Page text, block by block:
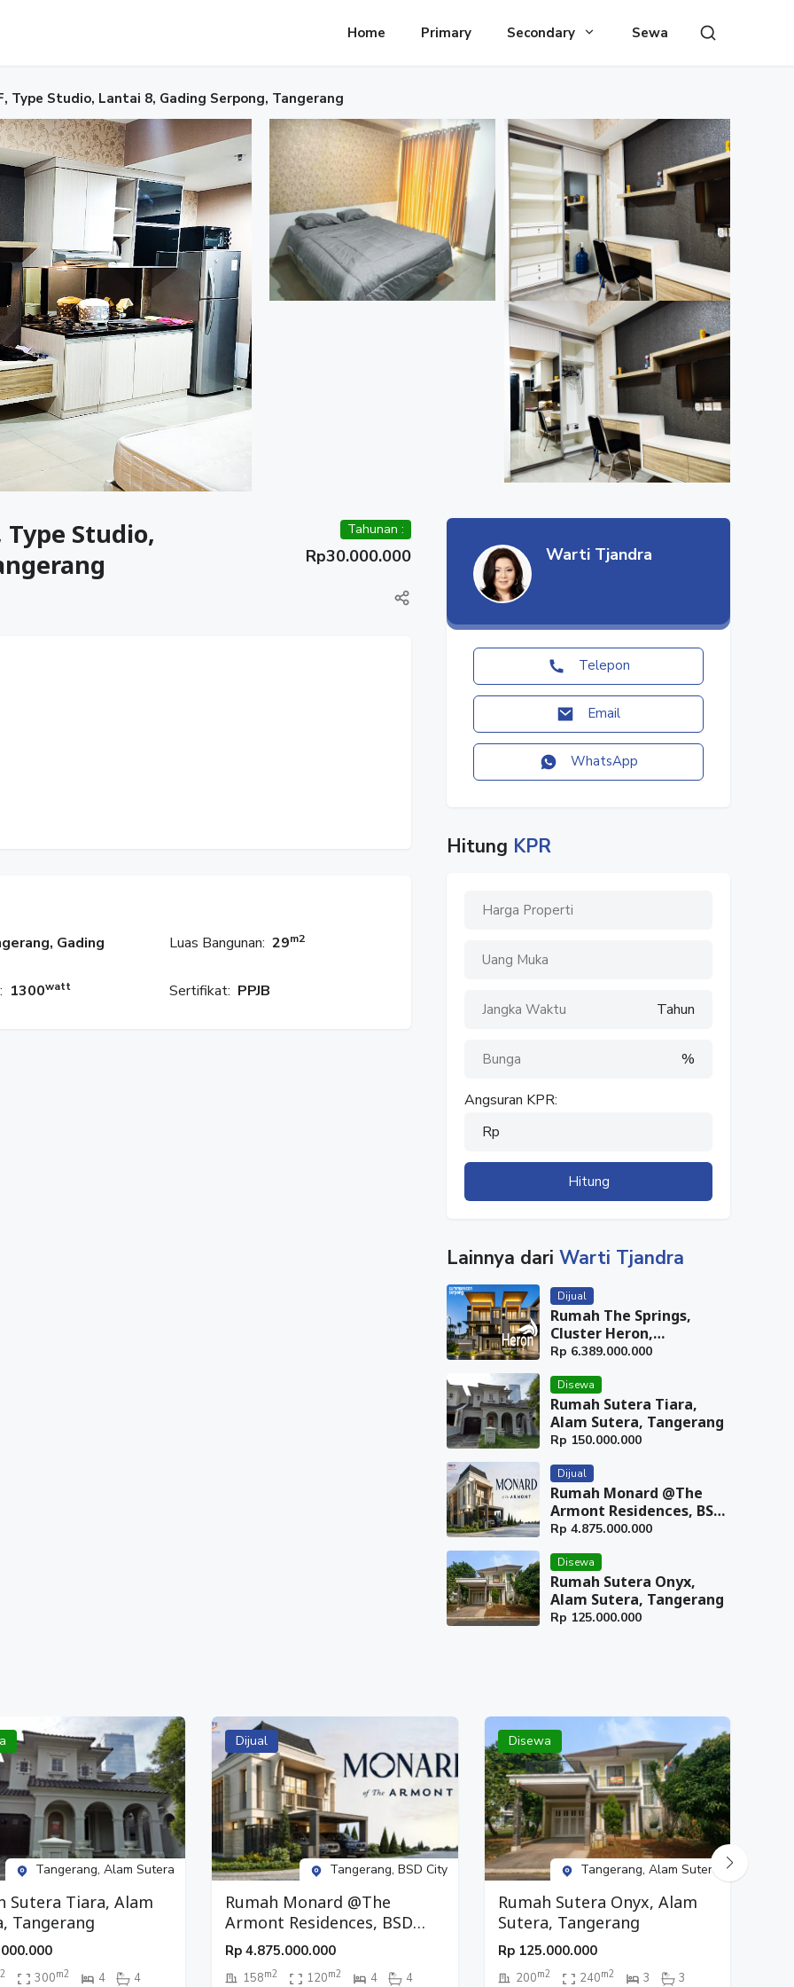
Home Primary Secondary Sewa
Type Studio, Lantai 8, Gading Serpong, Tangerang
Studio,
Tahunan :
Rp30.000.000
Gading
Luas Bangunan: 29m2
1300watt Sertifikat: PPJB
Warti Tjandra
Telepon
Email
WhatsApp
Hitung KPR
Tahun
%
Angsuran KPR:
Rp
Hitung
Lainnya dari Warti Tjandra
Dijual
Rumah The Springs,
Cluster Heron,
Summarecon Serpong,
Rp 6.389.000.000
Disewa
Rumah Sutera Tiara,
Alam Sutera, Tangerang
Rp 150.000.000
Dijual
Rumah Monard @The
Armont Residences, BSD
City, Tangerang
Rp 4.875.000.000
Disewa
Rumah Sutera Onyx,
Alam Sutera, Tangerang
Rp 125.000.000
Tangerang, Alam Sutera
Sutera Tiara, Alam
Tangerang
300m2 4 4
Dijual
Tangerang, BSD City
Rumah Monard @The
Armont Residences, BSD
City, Tangerang
Rp 4.875.000.000
158m2 120m2 4 4
Disewa
Tangerang, Alam Sutera
Rumah Sutera Onyx, Alam
Sutera, Tangerang
Rp 125.000.000
200m2 240m2 3 3